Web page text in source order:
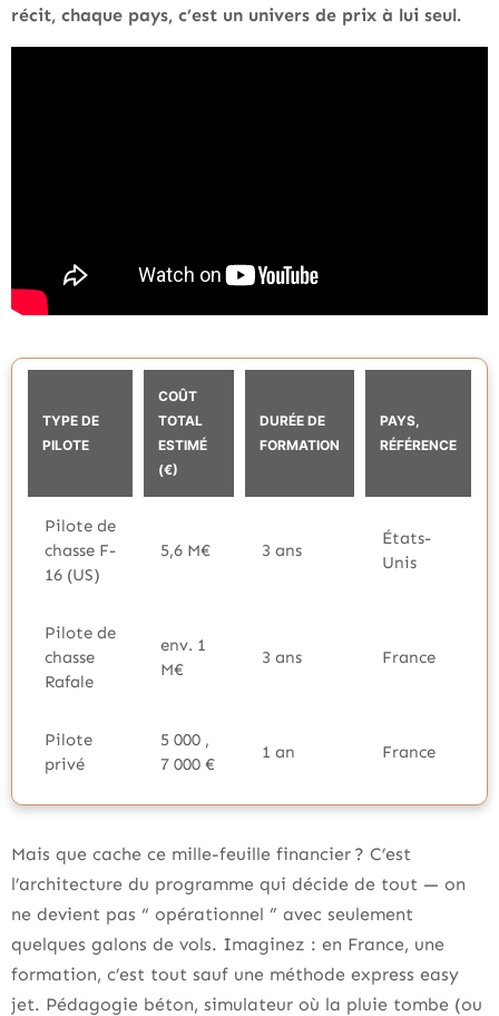
récit, chaque pays, c’est un univers de prix à lui seul.
TYPE DE
PILOTE
COÛT
TOTAL
ESTIMÉ
(€)
DURÉE DE
FORMATION
PAYS,
RÉFÉRENCE
Pilote de
chasse F-
16 (US)
5,6 M€ 3 ans
États-
Unis
Pilote de
chasse
Rafale
env. 1
M€
3 ans France
Pilote
privé
5 000 ,
7 000 €
1 an France
Mais que cache ce mille-feuille financier ? C’est
l’architecture du programme qui décide de tout — on
ne devient pas “ opérationnel ” avec seulement
quelques galons de vols. Imaginez : en France, une
formation, c’est tout sauf une méthode express easy
jet. Pédagogie béton, simulateur où la pluie tombe (ou